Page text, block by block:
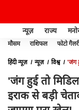
न्यूज़ राज्य
मौसम राशिफल फोटो
हिंदी न्यूज़ न्यूज़ विश्व
'जंग
'जंग हुई तो
इराक से बड़ी